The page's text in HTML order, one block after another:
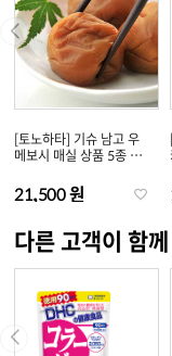
[토노하타] 기슈 남고 우
메보시 매실 상품 5종 택
21,500 원
다른 고객이 함